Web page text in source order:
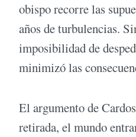
obispo recorre las
años de turbulencias.
imposibilidad de
minimizó las
El argumento de
retirada, el mundo